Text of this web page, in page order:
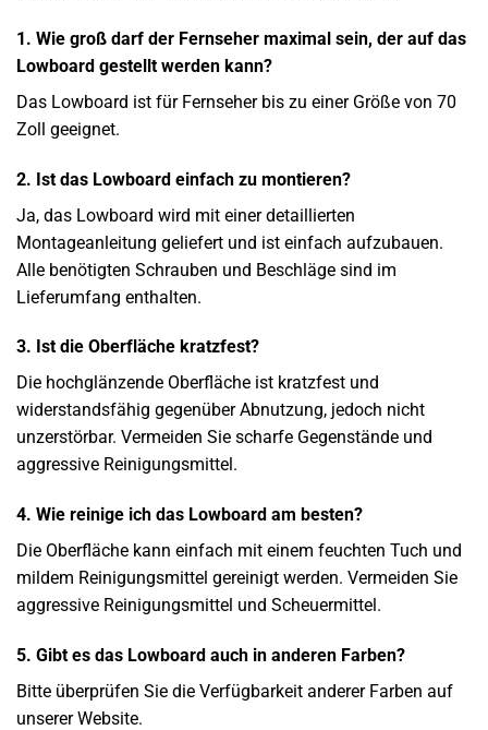
1. Wie groß darf der Fernseher maximal sein, der auf das
Lowboard gestellt werden kann?
Das Lowboard ist für Fernseher bis zu einer Größe von 70
Zoll geeignet.
2. Ist das Lowboard einfach zu montieren?
Ja, das Lowboard wird mit einer detaillierten
Montageanleitung geliefert und ist einfach aufzubauen.
Alle benötigten Schrauben und Beschläge sind im
Lieferumfang enthalten.
3. Ist die Oberfläche kratzfest?
Die hochglänzende Oberfläche ist kratzfest und
widerstandsfähig gegenüber Abnutzung, jedoch nicht
unzerstörbar. Vermeiden Sie scharfe Gegenstände und
aggressive Reinigungsmittel.
4. Wie reinige ich das Lowboard am besten?
Die Oberfläche kann einfach mit einem feuchten Tuch und
mildem Reinigungsmittel gereinigt werden. Vermeiden Sie
aggressive Reinigungsmittel und Scheuermittel.
5. Gibt es das Lowboard auch in anderen Farben?
Bitte überprüfen Sie die Verfügbarkeit anderer Farben auf
unserer Website.